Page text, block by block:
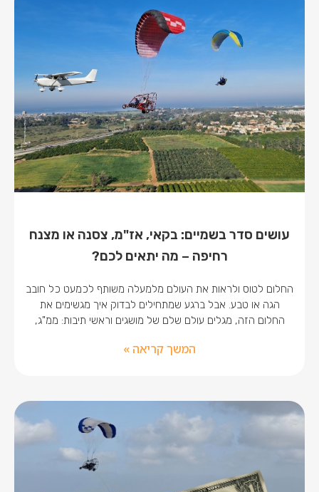
עושים סדר בשמיים: בקאי, אז"מ, צסנה או מצנח
רחיפה – מה יתאים לכם?
החלום לטוס ולראות את העולם מלמעלה משותף לכמעט כל חובב
הגה או טבע. אבל ברגע שמתחילים לבדוק איך מגשימים את
החלום הזה, מגלים עולם שלם של מושגים וראשי תיבות: ממ"ג,
המשך קריאה »